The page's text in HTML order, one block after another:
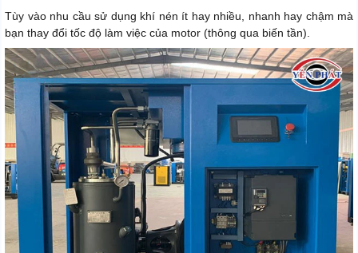
Tùy vào nhu cầu sử dụng khí nén ít hay nhiều, nhanh hay chậm mà
bạn thay đổi tốc độ làm việc của motor (thông qua biến tần).